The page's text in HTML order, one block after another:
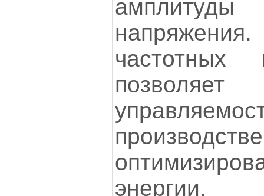
частотных
энергии.